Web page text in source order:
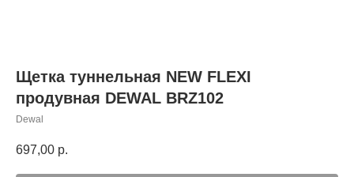
Щетка туннельная NEW FLEXI
продувная DEWAL BRZ102
Dewal
697,00 р.